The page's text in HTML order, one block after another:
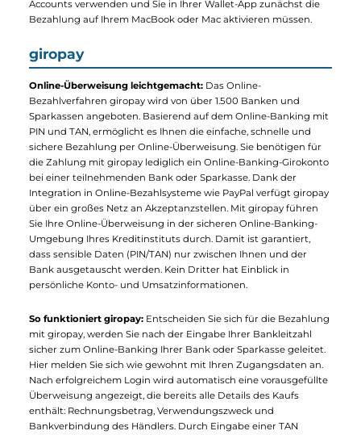
Mit Apple Pay kaufen Sie in unserem Webshop besonders
Online müssen Sie dank Apple Pay beim Shopping mit Ihrem
iPhone oder iPad weder Formulare ausfüllen noch ein
Kundenkonto anlegen. Nachdem Sie über Ihre Wallet-App
einmalig Ihre Kreditinformationen hinterlegt haben, wählen
im Checkout-Prozess einfach Apple Pay als Zahlungsmethode
aus. Im Anschluss bestätigen Sie die Bezahlung mühelos und
sicher via Face ID oder Touch ID. Auf Ihrem MacBook Pro
bestätigen Sie Ihren Einkauf per Touch ID auf der Touch Bar.
Verwenden Sie ein MacBook oder einen Mac ohne Touch Bar,
übernehmen iPhone oder Apple Watch die ID-Verfahren. Bitte
beachten Sie, dass hierfür alle Devices die gleichen iCloud-
Accounts verwenden und Sie in Ihrer Wallet-App zunächst die
Bezahlung auf Ihrem MacBook oder Mac aktivieren müssen.
giropay
Online-Überweisung leichtgemacht:Das Online-
Bezahlverfahren giropay wird von über 1.500 Banken und
Sparkassen angeboten. Basierend auf dem Online-Banking
PIN und TAN, ermöglicht es Ihnen die einfache, schnelle und
sichere Bezahlung per Online-Überweisung. Sie benötigen für